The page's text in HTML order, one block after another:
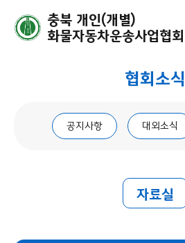
충북 개인(개별)
화물자동차운송사업협회
협회소식
공지사항 대외소식
자료실